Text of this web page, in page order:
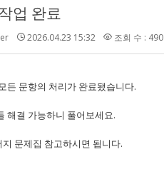
업 완료
2026.04.23 15:32 조회 수 : 490
든 문항의 처리가 완료됐습니다.
해결 가능하니 풀어보세요.
문제집 참고하시면 됩니다.